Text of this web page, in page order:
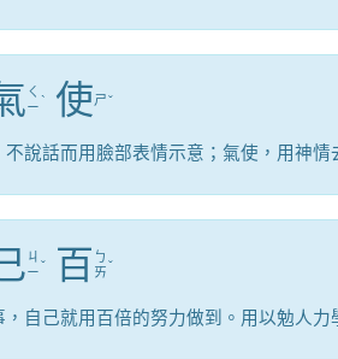
ㄑ
ㄧˋ 使ㄕˇ
說話而用臉部表情示意；氣使，用神
ㄐ
ㄧˇ 百 ㄅ
ㄞˇ
自己就用百倍的努力做到。用以勉人力